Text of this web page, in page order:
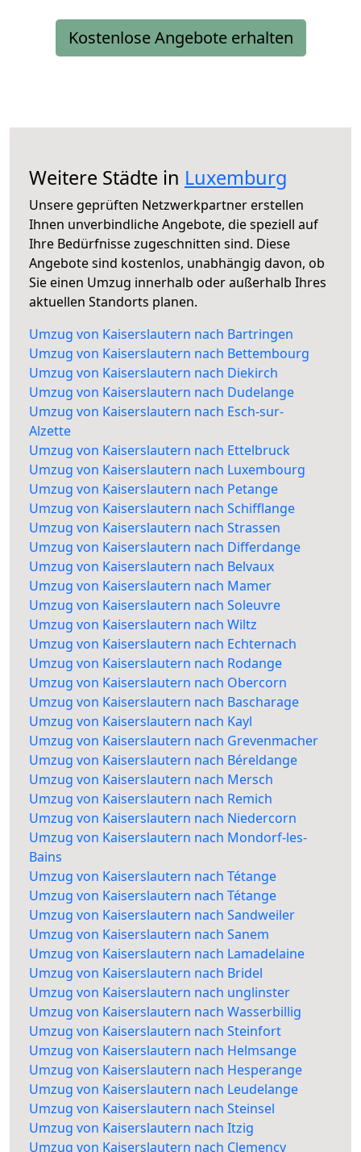
Kostenlose Angebote erhalten
Weitere Städte in Luxemburg
Unsere geprüften Netzwerkpartner erstellen
Ihnen unverbindliche Angebote, die speziell auf
Ihre Bedürfnisse zugeschnitten sind. Diese
Angebote sind kostenlos, unabhängig davon, ob
Sie einen Umzug innerhalb oder außerhalb Ihres
aktuellen Standorts planen.
Umzug von Kaiserslautern nach Bartringen
Umzug von Kaiserslautern nach Bettembourg
Umzug von Kaiserslautern nach Diekirch
Umzug von Kaiserslautern nach Dudelange
Umzug von Kaiserslautern nach Esch-sur-
Alzette
Umzug von Kaiserslautern nach Ettelbruck
Umzug von Kaiserslautern nach Luxembourg
Umzug von Kaiserslautern nach Petange
Umzug von Kaiserslautern nach Schifflange
Umzug von Kaiserslautern nach Strassen
Umzug von Kaiserslautern nach Differdange
Umzug von Kaiserslautern nach Belvaux
Umzug von Kaiserslautern nach Mamer
Umzug von Kaiserslautern nach Soleuvre
Umzug von Kaiserslautern nach Wiltz
Umzug von Kaiserslautern nach Echternach
Umzug von Kaiserslautern nach Rodange
Umzug von Kaiserslautern nach Obercorn
Umzug von Kaiserslautern nach Bascharage
Umzug von Kaiserslautern nach Kayl
Umzug von Kaiserslautern nach Grevenmacher
Umzug von Kaiserslautern nach Béreldange
Umzug von Kaiserslautern nach Mersch
Umzug von Kaiserslautern nach Remich
Umzug von Kaiserslautern nach Niedercorn
Umzug von Kaiserslautern nach Mondorf-les-
Bains
Umzug von Kaiserslautern nach Tétange
Umzug von Kaiserslautern nach Tétange
Umzug von Kaiserslautern nach Sandweiler
Umzug von Kaiserslautern nach Sanem
Umzug von Kaiserslautern nach Lamadelaine
Umzug von Kaiserslautern nach Bridel
Umzug von Kaiserslautern nach unglinster
Umzug von Kaiserslautern nach Wasserbillig
Umzug von Kaiserslautern nach Steinfort
Umzug von Kaiserslautern nach Helmsange
Umzug von Kaiserslautern nach Hesperange
Umzug von Kaiserslautern nach Leudelange
Umzug von Kaiserslautern nach Steinsel
Umzug von Kaiserslautern nach Itzig
Umzug von Kaiserslautern nach Clemency